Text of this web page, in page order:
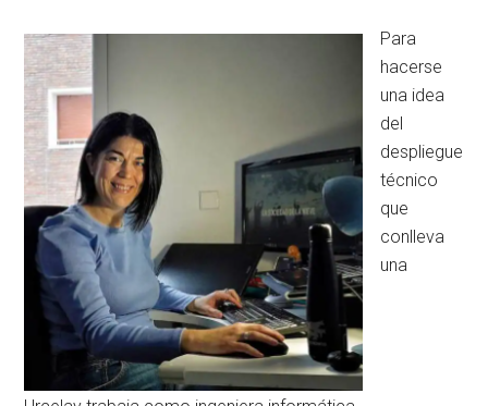
Para
hacerse
una idea
del
despliegue
técnico
que
conlleva
una